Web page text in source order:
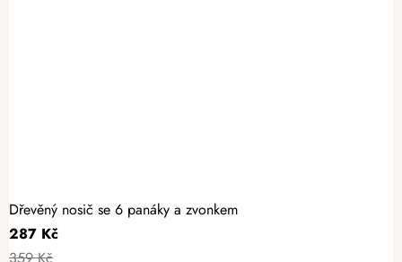
Dřevěný nosič se 6 panáky a zvonkem
287 Kč